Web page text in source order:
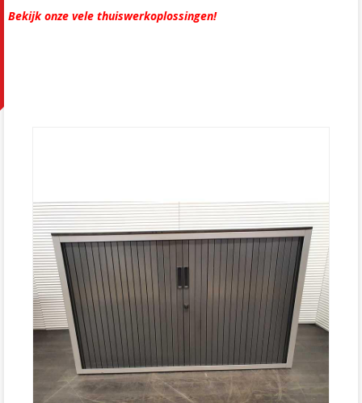
Bekijk onze vele thuiswerkoplossingen!